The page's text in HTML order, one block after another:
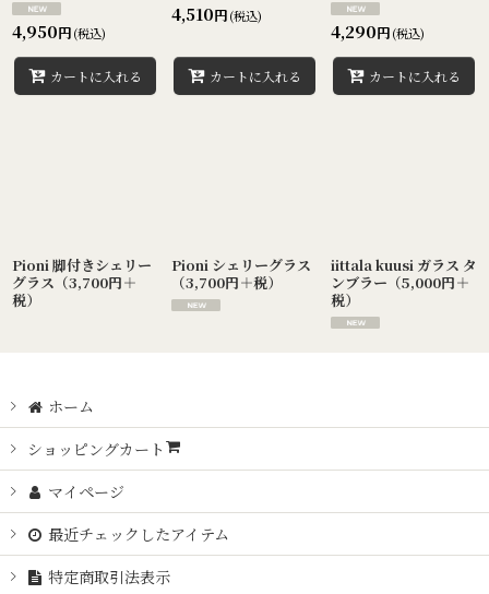
4,950円(税込)
カートに入れる
4,510円(税込)
カートに入れる
4,290円(税込)
カートに入れる
Pioni 脚付きシェリー
グラス（3,700円＋
税）
Pioni シェリーグラス
（3,700円＋税）
iittala kuusi ガラス タ
ンブラー（5,000円＋
税）
ホーム
ショッピングカート
マイページ
最近チェックしたアイテム
特定商取引法表示